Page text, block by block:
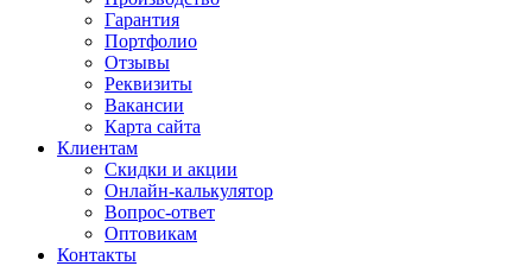
Гарантия
Портфолио
Отзывы
Реквизиты
Вакансии
Карта сайта
Клиентам
Скидки и акции
Онлайн-калькулятор
Вопрос-ответ
Оптовикам
Контакты